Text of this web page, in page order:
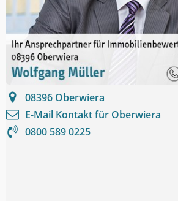
08396 Oberwiera
E-Mail Kontakt für Oberwiera
0800 589 0225